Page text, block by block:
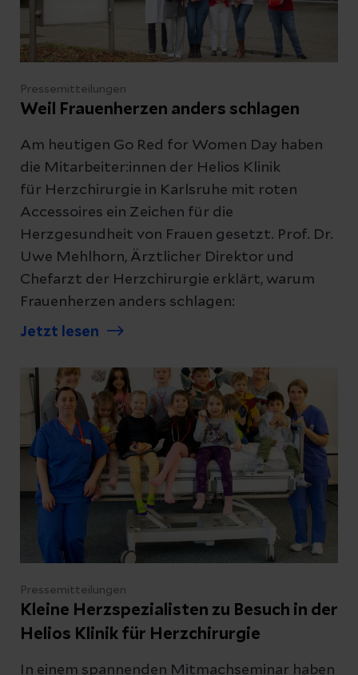
Pressemitteilungen
Weil Frauenherzen anders schlagen
Am heutigen Go Red for Women Day haben
die Mitarbeiter:innen der Helios Klinik
für Herzchirurgie in Karlsruhe mit roten
Accessoires ein Zeichen für die
Herzgesundheit von Frauen gesetzt. Prof. Dr.
Uwe Mehlhorn, Ärztlicher Direktor und
Chefarzt der Herzchirurgie erklärt, warum
Frauenherzen anders schlagen:
Jetzt lesen
Pressemitteilungen
Kleine Herzspezialisten zu Besuch in der
Helios Klinik für Herzchirurgie
In einem spannenden Mitmachseminar haben